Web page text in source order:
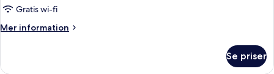
Walk-
In
Level
1105
Gratis wi-fi
Mer information
Mer
BD
Se priser